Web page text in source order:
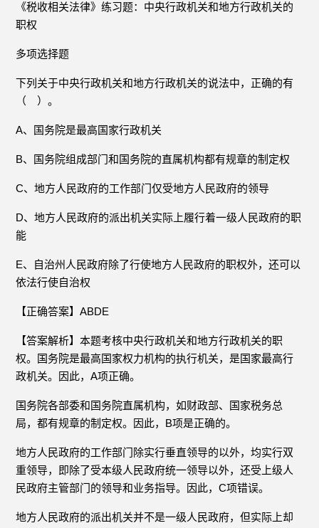
《税收相关法律》练习题：中央行政机关和地方行政机关的
职权
多项选择题
下列关于中央行政机关和地方行政机关的说法中，正确的有
（ ）。
A、国务院是最高国家行政机关
B、国务院组成部门和国务院的直属机构都有规章的制定权
C、地方人民政府的工作部门仅受地方人民政府的领导
D、地方人民政府的派出机关实际上履行着一级人民政府的职
能
E、自治州人民政府除了行使地方人民政府的职权外，还可以
依法行使自治权
【正确答案】ABDE
【答案解析】本题考核中央行政机关和地方行政机关的职
权。国务院是最高国家权力机构的执行机关，是国家最高行
政机关。因此，A项正确。
国务院各部委和国务院直属机构，如财政部、国家税务总
局，都有规章的制定权。因此，B项是正确的。
地方人民政府的工作部门除实行垂直领导的以外，均实行双
重领导，即除了受本级人民政府统一领导以外，还受上级人
民政府主管部门的领导和业务指导。因此，C项错误。
地方人民政府的派出机关并不是一级人民政府，但实际上却